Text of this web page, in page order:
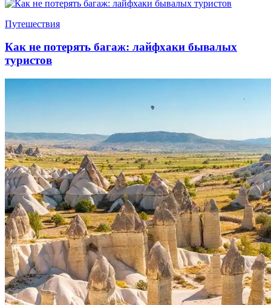
Путешествия
Как не потерять багаж: лайфхаки бывалых
туристов